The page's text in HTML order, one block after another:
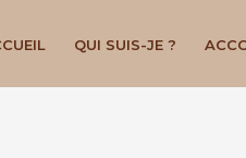
QUI SUIS-JE ?